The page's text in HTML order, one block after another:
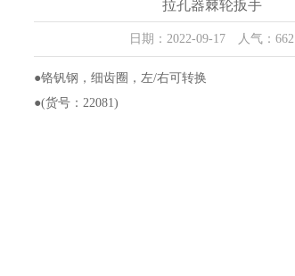
拉孔器棘轮扳手
日期：2022-09-17 人气：662
●铬钒钢，细齿圈，左/右可转换
●(货号：22081)